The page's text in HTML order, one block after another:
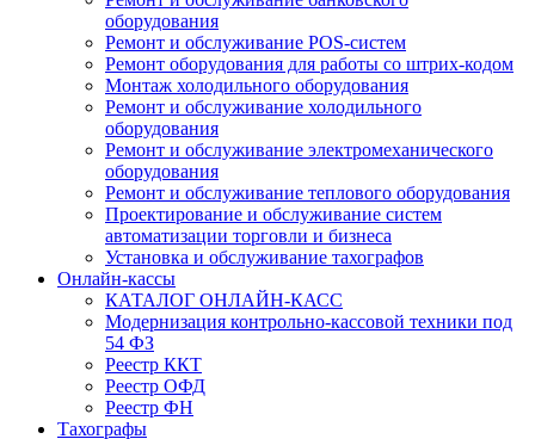
оборудования
Ремонт и обслуживание POS-систем
Ремонт оборудования для работы со штрих-кодом
Монтаж холодильного оборудования
Ремонт и обслуживание холодильного
оборудования
Ремонт и обслуживание электромеханического
оборудования
Ремонт и обслуживание теплового оборудования
Проектирование и обслуживание систем
автоматизации торговли и бизнеса
Установка и обслуживание тахографов
Онлайн-кассы
КАТАЛОГ ОНЛАЙН-КАСС
Модернизация контрольно-кассовой техники под
54 ФЗ
Реестр ККТ
Реестр ОФД
Реестр ФН
Тахографы